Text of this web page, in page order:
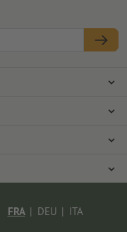
FRA | DEU | ITA